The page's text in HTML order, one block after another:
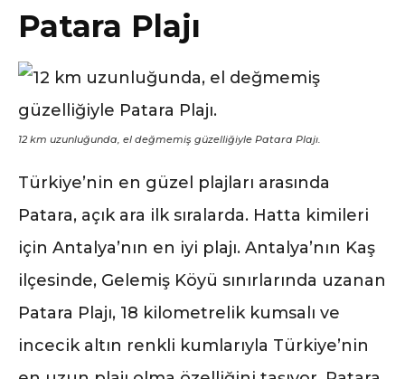
Patara Plajı
12 km uzunluğunda, el değmemiş güzelliğiyle Patara Plajı.
Türkiye’nin en güzel plajları arasında
Patara, açık ara ilk sıralarda. Hatta kimileri
için Antalya’nın en iyi plajı. Antalya’nın Kaş
ilçesinde, Gelemiş Köyü sınırlarında uzanan
Patara Plajı, 18 kilometrelik kumsalı ve
incecik altın renkli kumlarıyla Türkiye’nin